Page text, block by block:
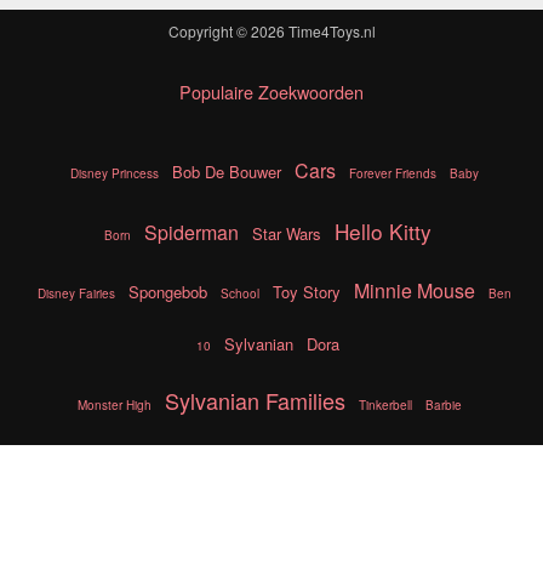
Copyright © 2026 Time4Toys.nl
Populaire Zoekwoorden
Disney Princess Bob De Bouwer Cars Forever Friends Baby
Born Spiderman Star Wars Hello Kitty
Disney Fairies Spongebob School Toy Story Minnie Mouse Ben
10 Sylvanian Dora
Monster High Sylvanian Families Tinkerbell Barbie